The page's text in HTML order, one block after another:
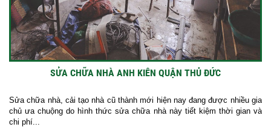
SỬA CHỮA NHÀ ANH KIÊN QUẬN THỦ ĐỨC
Sửa chữa nhà, cải tạo nhà cũ thành mới hiện nay đang được nhiều gia
chủ ưa chuộng do hình thức sửa chữa nhà này tiết kiệm thời gian và
chi phí...